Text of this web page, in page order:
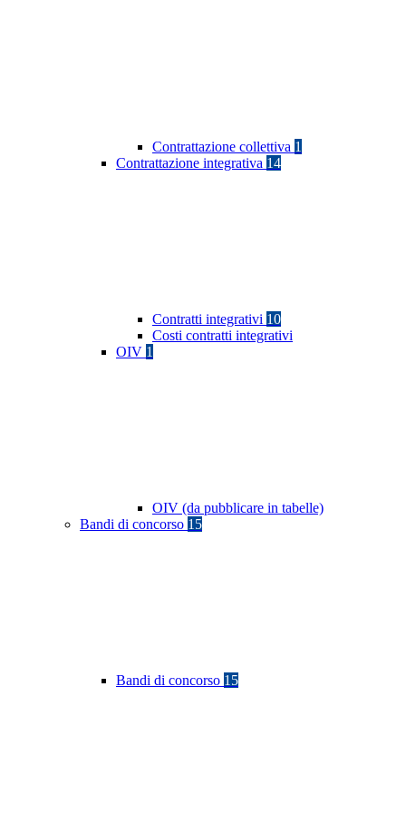
Contrattazione collettiva 1
Contrattazione integrativa 14
Contratti integrativi 10
Costi contratti integrativi
OIV 1
OIV (da pubblicare in tabelle)
Bandi di concorso 15
Bandi di concorso 15